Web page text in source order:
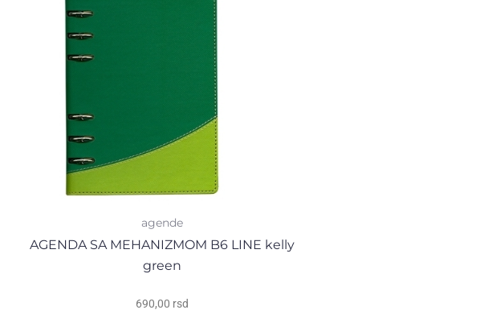
agende
AGENDA SA MEHANIZMOM B6 LINE kelly
green
690,00 rsd